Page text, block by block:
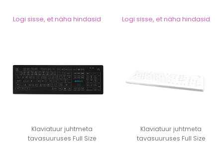
Logi sisse, et näha hindasid Logi sisse, et näha hindasid
Klaviatuur juhtmeta
tavasuuruses Full Size
Klaviatuur juhtmeta
tavasuuruses Full Size